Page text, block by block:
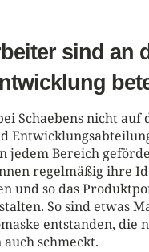
sind an
Schaebens nicht auf
jedem Bereich
regelmäßig ihre
und so das
So sind etwas
entstanden, die
schmeckt.